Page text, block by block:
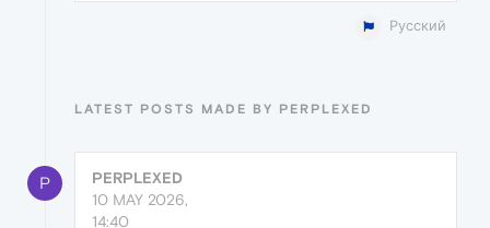
Русский
LATEST POSTS MADE BY PERPLEXED
P
PERPLEXED
10 MAY 2026,
14:40